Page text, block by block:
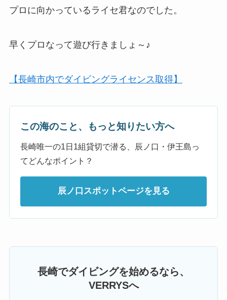
プロに向かっているライセ君なのでした。
早くプロなって遊び行きましょ～♪
【長崎市内でダイビングライセンス取得】
この海のこと、もっと知りたい方へ
長崎唯一の1日1組貸切で潜る、辰ノ口・伊王島っ
てどんなポイント？
辰ノ口スポットページを見る
長崎でダイビングを始めるなら、
VERRYSへ